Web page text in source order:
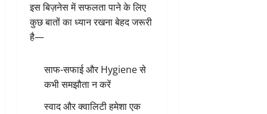
इस बिज़नेस में सफलता पाने के लिए
कुछ बातों का ध्यान रखना बेहद जरूरी
है—
साफ-सफाई और Hygiene से
कभी समझौता न करें
स्वाद और क्वालिटी हमेशा एक